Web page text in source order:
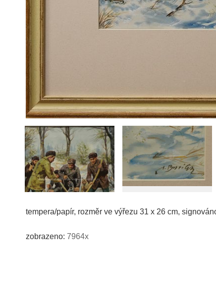
tempera/papír, rozměr ve výřezu 31 x 26 cm,
zobrazeno: 7964x